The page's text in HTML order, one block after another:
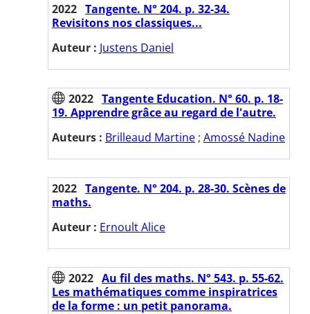
2022 Tangente. N° 204. p. 32-34.
Revisitons nos classiques...
Auteur : Justens Daniel
2022 Tangente Education. N° 60. p. 18-
19. Apprendre grâce au regard de l'autre.
Auteurs : Brilleaud Martine ; Amossé Nadine
2022 Tangente. N° 204. p. 28-30. Scènes de
maths.
Auteur : Ernoult Alice
2022 Au fil des maths. N° 543. p. 55-62.
Les mathématiques comme inspiratrices
de la forme : un petit panorama.